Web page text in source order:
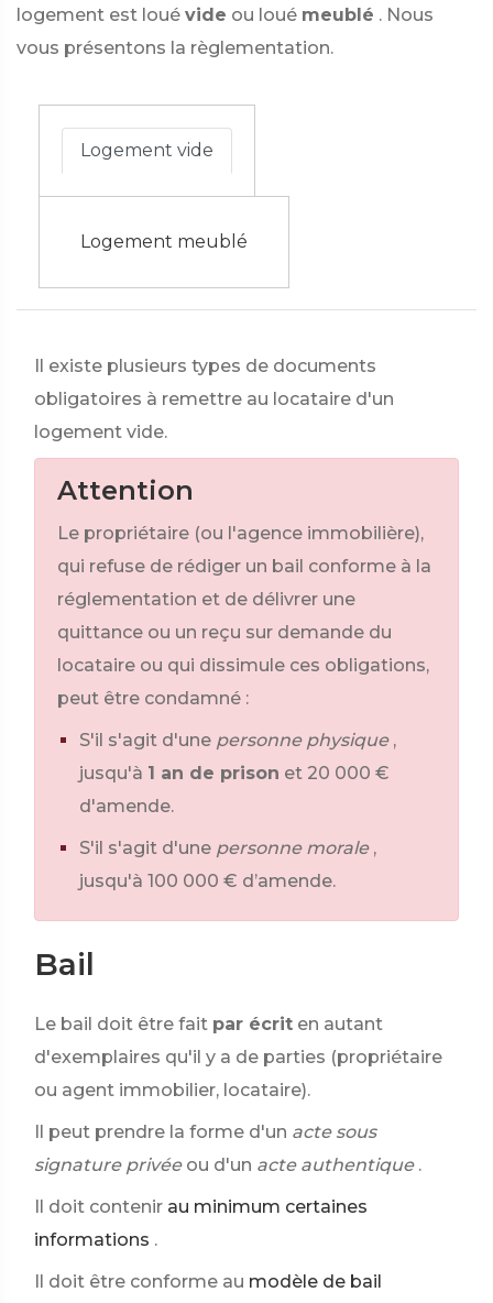
logement est loué vide ou loué meublé . Nous
vous présentons la règlementation.
Logement vide
Logement meublé
Il existe plusieurs types de documents
obligatoires à remettre au locataire d'un
logement vide.
Attention
Le propriétaire (ou l'agence immobilière),
qui refuse de rédiger un bail conforme à la
réglementation et de délivrer une
quittance ou un reçu sur demande du
locataire ou qui dissimule ces obligations,
peut être condamné :
S'il s'agit d'une personne physique ,
jusqu'à 1 an de prison et 20 000 €
d'amende.
S'il s'agit d'une personne morale ,
jusqu'à 100 000 € d’amende.
Bail
Le bail doit être fait par écrit en autant
d'exemplaires qu'il y a de parties (propriétaire
ou agent immobilier, locataire).
Il peut prendre la forme d'un acte sous
signature privée ou d'un acte authentique .
Il doit contenir au minimum certaines
informations .
Il doit être conforme au modèle de bail